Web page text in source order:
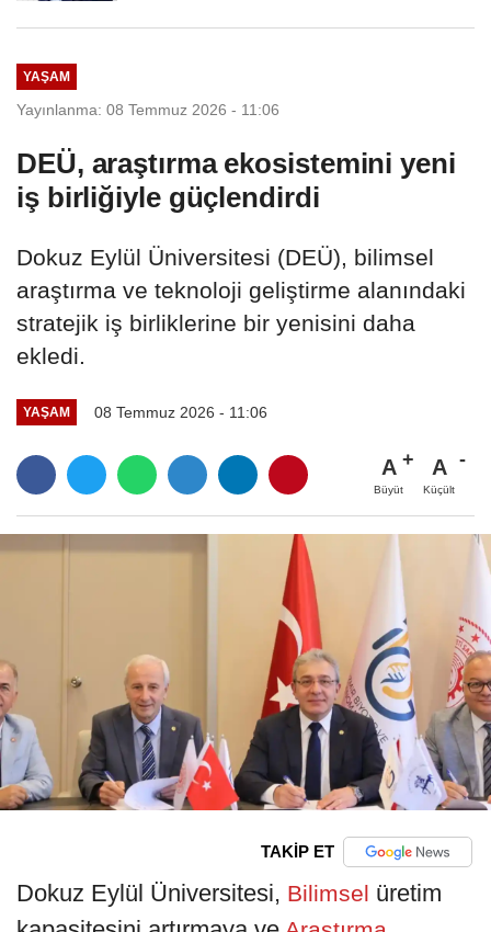
YAŞAM
Yayınlanma: 08 Temmuz 2026 - 11:06
DEÜ, araştırma ekosistemini yeni
iş birliğiyle güçlendirdi
Dokuz Eylül Üniversitesi (DEÜ), bilimsel
araştırma ve teknoloji geliştirme alanındaki
stratejik iş birliklerine bir yenisini daha
ekledi.
YAŞAM 08 Temmuz 2026 - 11:06
A
Büyüt
A
Küçült
TAKİP ET
Dokuz Eylül Üniversitesi, Bilimsel üretim